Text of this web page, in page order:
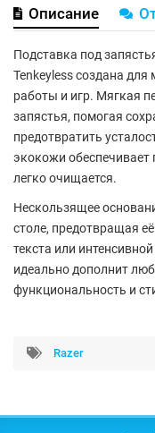
Описание
Подставка под
Tenkeylessсоздана для
работы и игр. Мягкая
запястья, помогая
предотвратить
экокожи
легко очищается.
Нескользящее
столе, предотвращая
текста или
идеально дополнит
функциональность и
Razer